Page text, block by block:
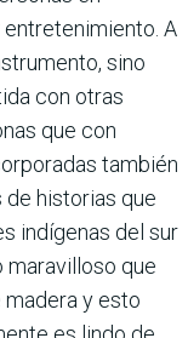
A
sino
con otras
que con
también
historias que
indígenas del sur
maravilloso que
y esto